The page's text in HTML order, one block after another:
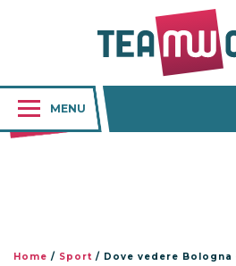
MENU
Home / Sport / Dove vedere Bologna – Roma